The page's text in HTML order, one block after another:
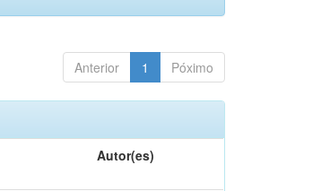
Anterior 1 Póximo
Autor(es)